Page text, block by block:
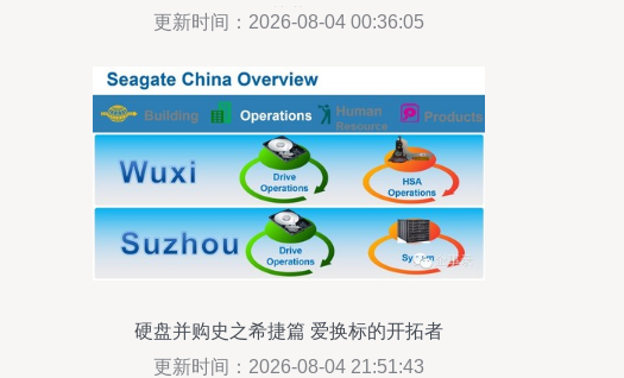
落幕
更新时间：2026-08-04 00:36:05
硬盘并购史之希捷篇 爱换标的开拓者
更新时间：2026-08-04 21:51:43